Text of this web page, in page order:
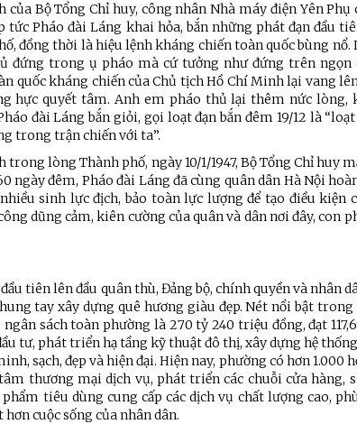
Bộ Tổng Chỉ huy, công nhân Nhà máy điện Yên
Pháo đài Láng khai hỏa, bắn những phát đạn đầu
đồng thời là hiệu lệnh kháng chiến toàn quốc bùng nổ.
đứng trong ụ pháo mà cứ tưởng như đứng trên ngọn
quốc kháng chiến của Chủ tịch Hồ Chí Minh lại vang
hực quyết tâm. Anh em pháo thủ lại thêm nức lòng,
đài Láng bắn giỏi, gọi loạt đạn bắn đêm 19/12 là “loạt
trong trận chiến với ta”.
lòng Thành phố, ngày 10/1/1947, Bộ Tổng Chỉ huy
ngày đêm, Pháo đài Láng đã cùng quân dân Hà Nội
sinh lực địch, bảo toàn lực lượng để tạo điều kiện
dũng cảm, kiên cường của quân và dân nơi đây, con
tiên lên đầu quân thù, Đảng bộ, chính quyền và nhân
tay xây dựng quê hương giàu đẹp. Nét nổi bật
sách toàn phường là 270 tỷ 240 triệu đồng, đạt
tư, phát triển hạ tầng kỹ thuật đô thị, xây dựng hệ
sạch, đẹp và hiện đại. Hiện nay, phường có hơn 1.000
thương mại dịch vụ, phát triển các chuỗi cửa hàng,
tiêu dùng cung cấp các dịch vụ chất lượng cao,
cuộc sống của nhân dân.
Thủ đô và các tổ chức
hội thành phố Hà Nội
viên chiến sĩ mới
Hương Tết ra đảo tiền